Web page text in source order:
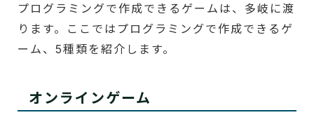
プログラミングで作成できるゲームは、多岐に渡
ります。ここではプログラミングで作成できるゲ
ーム、5種類を紹介します。
オンラインゲーム